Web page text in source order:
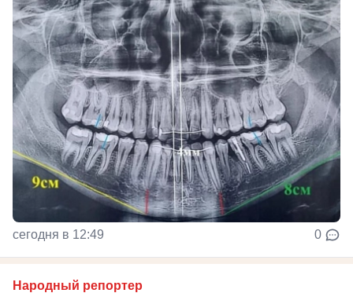
сегодня в 12:49 0
Народный репортер